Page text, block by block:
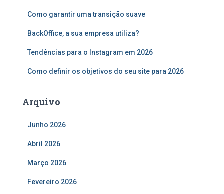
Como garantir uma transição suave
BackOffice, a sua empresa utiliza?
Tendências para o Instagram em 2026
Como definir os objetivos do seu site para 2026
Arquivo
Junho 2026
Abril 2026
Março 2026
Fevereiro 2026